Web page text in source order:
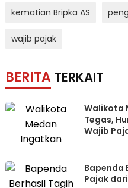
kematian Bripka AS
wajib pajak
BERITA TERKAIT
Walikota
Tegas,
Wajib
Bapenda
Pajak